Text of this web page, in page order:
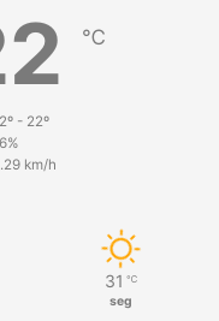
℃
- 22º
km/h
31 ℃
seg